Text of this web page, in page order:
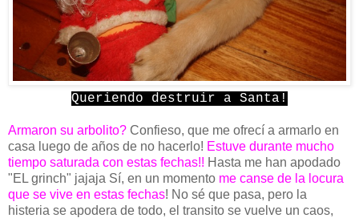
Queriendo destruir a Santa!
Armaron su arbolito? Confieso, que me ofrecí a armarlo en
casa luego de años de no hacerlo! Estuve durante mucho
tiempo saturada con estas fechas!! Hasta me han apodado
"EL grinch" jajaja Sí, en un momento me canse de la locura
que se vive en estas fechas! No sé que pasa, pero la
histeria se apodera de todo, el transito se vuelve un caos,